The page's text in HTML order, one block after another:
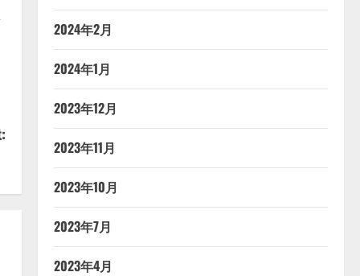
2024年2月
2024年1月
2023年12月
2023年11月
2023年10月
2023年7月
2023年4月